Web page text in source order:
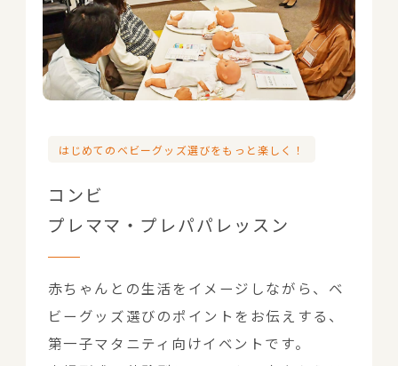
はじめてのベビーグッズ選びをもっと楽しく！
コンビ
プレママ・プレパパレッスン
赤ちゃんとの生活をイメージしながら、ベ
ビーグッズ選びのポイントをお伝えする、
第一子マタニティ向けイベントです。